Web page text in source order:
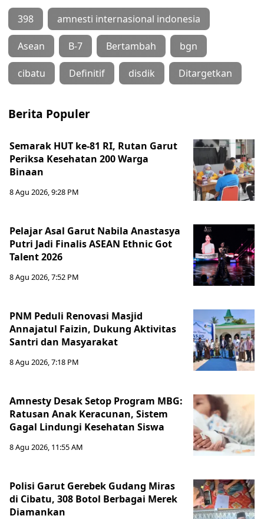
398 amnesti internasional indonesia
Asean B-7 Bertambah bgn
cibatu Definitif disdik Ditargetkan
Berita Populer
Semarak HUT ke-81 RI, Rutan Garut
Periksa Kesehatan 200 Warga
Binaan
8 Agu 2026, 9:28 PM
Pelajar Asal Garut Nabila Anastasya
Putri Jadi Finalis ASEAN Ethnic Got
Talent 2026
8 Agu 2026, 7:52 PM
PNM Peduli Renovasi Masjid
Annajatul Faizin, Dukung Aktivitas
Santri dan Masyarakat
8 Agu 2026, 7:18 PM
Amnesty Desak Setop Program MBG:
Ratusan Anak Keracunan, Sistem
Gagal Lindungi Kesehatan Siswa
8 Agu 2026, 11:55 AM
Polisi Garut Gerebek Gudang Miras
di Cibatu, 308 Botol Berbagai Merek
Diamankan